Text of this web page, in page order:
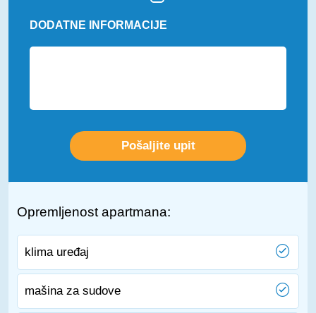
DODATNE INFORMACIJE
Opremljenost apartmana:
klima uređaj
mašina za sudove